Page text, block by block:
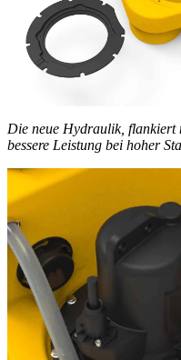
Die neue Hydraulik, flankiert
bessere Leistung bei hoher